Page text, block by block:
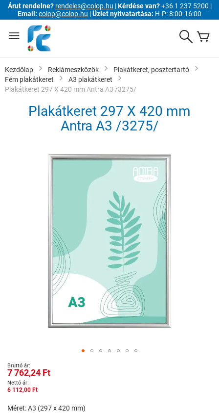
Árut rendelne? rendeles@colop.hu |Kérdése van?+36 1 237 5200 |
Email: colop@colop.hu |Üzlet nyitvatartása: H-P: 8:00-16:00
Search
Kezdőlap Reklámeszközök
Plakátkeret, posztertartó
Fém plakátkeret
A3 plakátkeret
Plakátkeret 297 X 420 mm Antra A3 /3275/
Plakátkeret 297 X 420 mm
Antra A3 /3275/
Ugrás
a
képgaléria
elejére
7 762,24 Ft
6 112,00 Ft
Méret: A3 (297 x 420 mm)